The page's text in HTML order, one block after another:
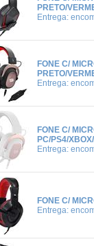
PRETO/
Entrega:
FONE C/
PRETO/
Entrega:
FONE C/
PC/PS4/
Entrega:
FONE C/
Entrega: